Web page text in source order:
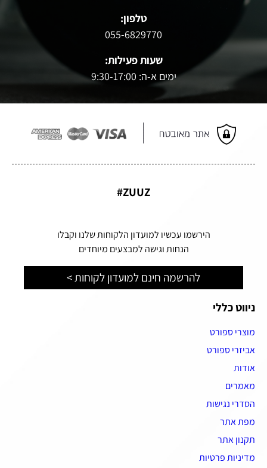
טלפון:
055-6829770
שעות פעילות:
ימים א-ה: 9:30-17:00
ZUUZ#
הירשמו עכשיו למועדון הלקוחות שלנו וקבלו
הנחות וגישה למבצעים מיוחדים
להרשמה חינם למועדון לקוחות >
ניווט כללי
מוצרי ספורט
אביזרי ספורט
אודות
מאמרים
הסדרי נגישות
מפת אתר
תקנון אתר
מדיניות פרטיות